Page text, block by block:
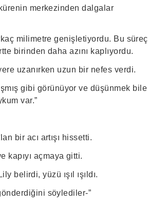
merkezinden dalgalar
milimetre genişletiyordu. Bu süreç
birinden daha azını kaplıyordu.
uzanırken uzun bir nefes verdi.
gibi görünüyor ve düşünmek bile
var.”
bir acı artışı hissetti.
kapıyı açmaya gitti.
belirdi, yüzü ışıl ışıldı.
söylediler-”